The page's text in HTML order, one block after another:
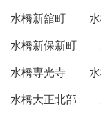
水橋新舘町
水橋新保新町
水橋専光寺
水橋大正北部